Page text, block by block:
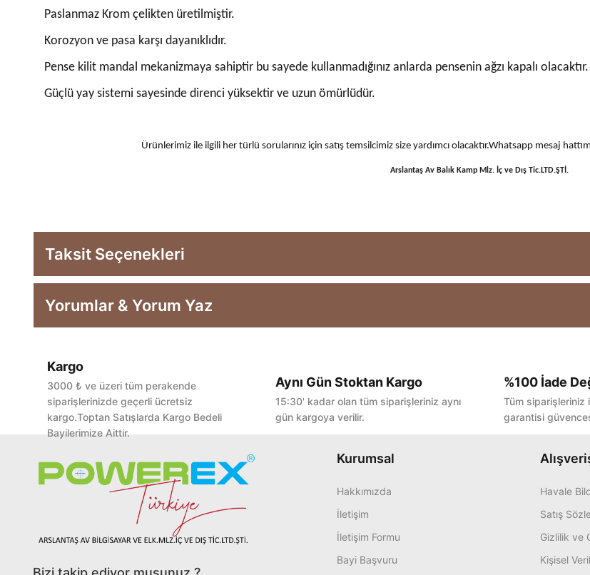
Paslanmaz Krom çelikten üretilmiştir.
Korozyon ve pasa karşı dayanıklıdır.
Pense kilit mandal mekanizmaya sahiptir bu sayede kullanmadığınız anlarda pensenin ağzı kapalı olacaktır.
Güçlü yay sistemi sayesinde direnci yüksektir ve uzun ömürlüdür.
Ürünlerimiz ile ilgili her türlü sorularınız için satış temsilcimiz size yardımcı olacaktır.Whatsapp mesaj
Arslantaş Av Balık Kamp Mlz. İç ve Dış Tic.LTD.ŞTİ.
Taksit Seçenekleri
Yorumlar & Yorum Yaz
Bu ürüne ilk yorumu siz yapın!
Kargo
3000 ₺ ve üzeri tüm perakende
siparişlerinizde geçerli ücretsiz
kargo.Toptan Satışlarda Kargo Bedeli
Bayilerimize Aittir.
Aynı Gün Stoktan Kargo
15:30' kadar olan tüm siparişleriniz aynı
gün kargoya verilir.
%100 İade
Tüm siparişleriniz
garantisi
Kurumsal
Hakkımızda
İletişim
İletişim Formu
Bayi Başvuru
Havale
Satış
Gizlilik ve
Kişisel